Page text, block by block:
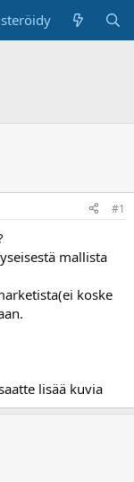
#1
mallista
koske
lisää kuvia